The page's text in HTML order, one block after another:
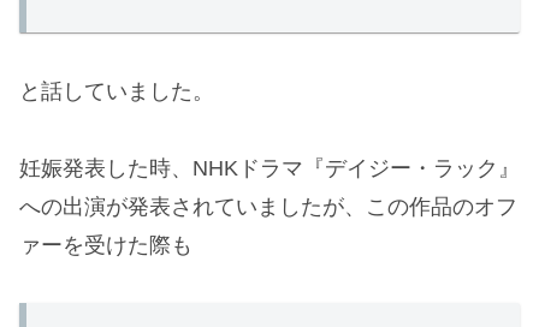
と話していました。
妊娠発表した時、NHKドラマ『デイジー・ラック』
への出演が発表されていましたが、この作品のオフ
ァーを受けた際も